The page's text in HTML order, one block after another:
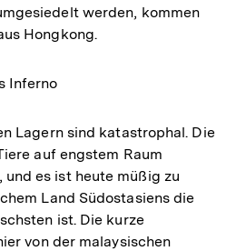
werden, kommen
Hongkong.
Inferno
Lagern sind katastrophal. Die
auf engstem Raum
es ist heute müßig zu
Land Südostasiens die
ist. Die kurze
von der malaysischen